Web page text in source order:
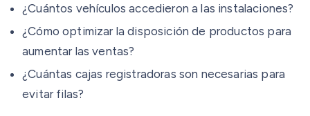
¿Cuántos vehículos accedieron a las instalaciones?
¿Cómo optimizar la disposición de productos para
aumentar las ventas?
¿Cuántas cajas registradoras son necesarias para
evitar filas?